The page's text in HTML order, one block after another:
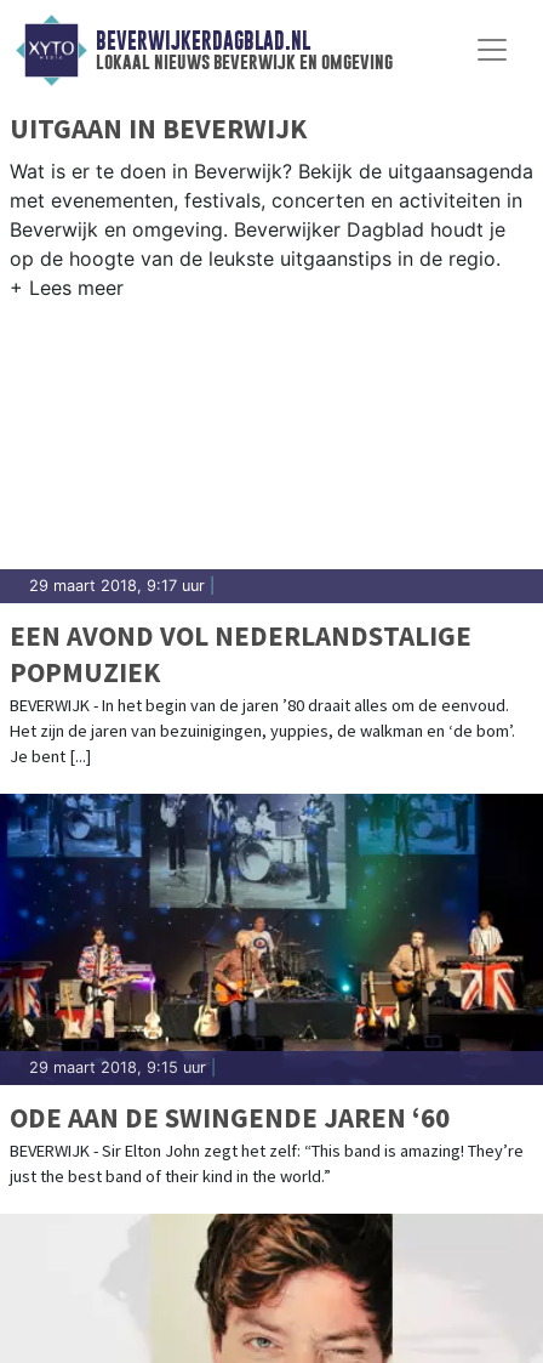
BEVERWIJKERDAGBLAD.NL
lokaal nieuws beverwijk en omgeving
UITGAAN IN BEVERWIJK
Wat is er te doen in Beverwijk? Bekijk de uitgaansagenda
met evenementen, festivals, concerten en activiteiten in
Beverwijk en omgeving. Beverwijker Dagblad houdt je
op de hoogte van de leukste uitgaanstips in de regio.
29 maart 2018, 9:17 uur
EEN AVOND VOL NEDERLANDSTALIGE
POPMUZIEK
BEVERWIJK - In het begin van de jaren ’80 draait alles om de eenvoud.
Het zijn de jaren van bezuinigingen, yuppies, de walkman en ‘de bom’.
Je bent [...]
29 maart 2018, 9:15 uur|
ODE AAN DE SWINGENDE JAREN ‘60
BEVERWIJK - Sir Elton John zegt het zelf: “This band is amazing! They’re
just the best band of their kind in the world.”